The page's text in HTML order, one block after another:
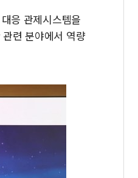
달리 워시엔 톤 낮춰
보 내정설...포항시 '시끌'
응 관제시스템을
련 분야에서 역량